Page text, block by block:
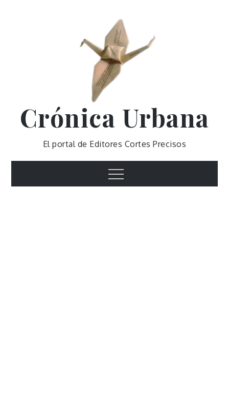
Crónica Urbana
El portal de Editores Cortes Precisos
Menu